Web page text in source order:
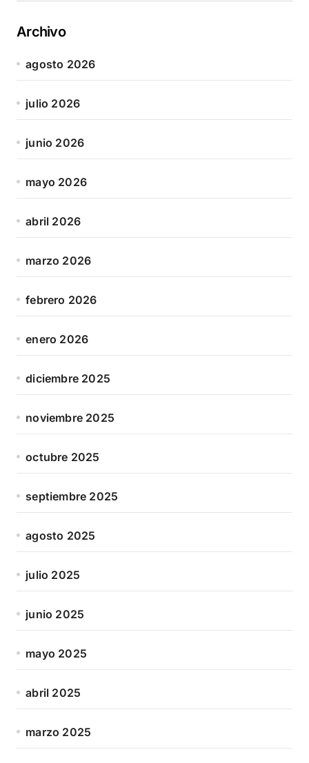
Archivo
agosto 2026
julio 2026
junio 2026
mayo 2026
abril 2026
marzo 2026
febrero 2026
enero 2026
diciembre 2025
noviembre 2025
octubre 2025
septiembre 2025
agosto 2025
julio 2025
junio 2025
mayo 2025
abril 2025
marzo 2025